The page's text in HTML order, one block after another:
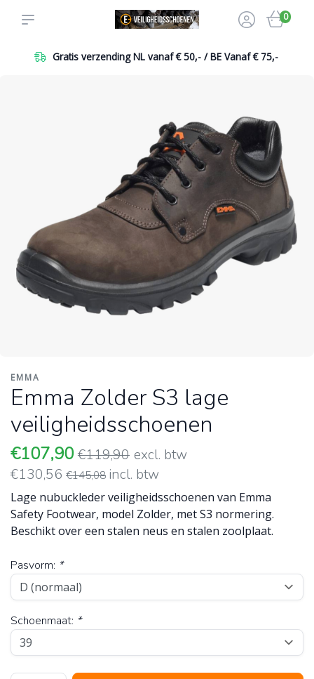
0
Gratis verzending NL vanaf € 50,- / BE Vanaf € 75,-
EMMA
Emma Zolder S3 lage
veiligheidsschoenen
€107,90€119,90 excl. btw
€130,56 €145,08 incl. btw
Lage nubuckleder veiligheidsschoenen van Emma
Safety Footwear, model Zolder, met S3 normering.
Beschikt over een stalen neus en stalen zoolplaat.
Pasvorm: *
Schoenmaat: *